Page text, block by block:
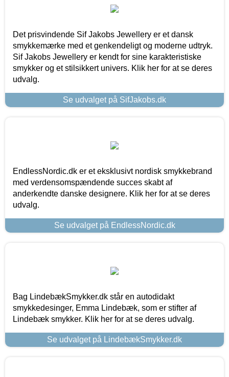
Det prisvindende Sif Jakobs Jewellery er et dansk
smykkemærke med et genkendeligt og moderne udtryk.
Sif Jakobs Jewellery er kendt for sine karakteristiske
smykker og et stilsikkert univers. Klik her for at se deres
udvalg.
Se udvalget på SifJakobs.dk
EndlessNordic.dk er et eksklusivt nordisk smykkebrand
med verdensomspændende succes skabt af
anderkendte danske designere. Klik her for at se deres
udvalg.
Se udvalget på EndlessNordic.dk
Bag LindebækSmykker.dk står en autodidakt
smykkedesinger, Emma Lindebæk, som er stifter af
Lindebæk smykker. Klik her for at se deres udvalg.
Se udvalget på LindebækSmykker.dk